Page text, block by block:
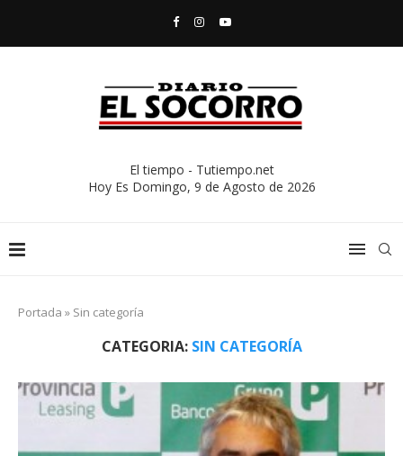
El tiempo - Tutiempo.net
Hoy Es Domingo, 9 de Agosto de 2026
Portada » Sin categoría
CATEGORIA: SIN CATEGORÍA